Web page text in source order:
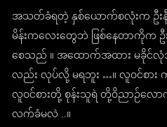
အသတ်ခံရတဲ့ နှစ်ယောက်စလုံးက ဦး
မိန်းကလေးတွေဘဲ ဖြစ်နေတာကိုက ဦ
စေသည် ။ အထောက်အထား မခိုင်လုံ
လည်း လုပ်လို့ မရဘူး …။ လူဝင်စား က
လူဝင်စားတို့ စုန်းသူရဲ တို့ဝိညာဉ်လ
လက်ခံမလဲ ..။